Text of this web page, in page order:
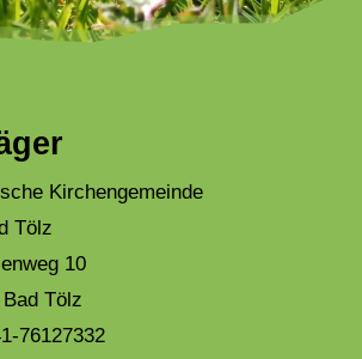
Kirchengemeinde
Tölz
10
Tölz
76127332